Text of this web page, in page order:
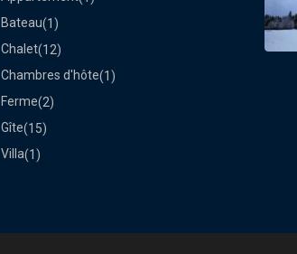
Bateau(1)
Chalet(12)
Chambres d'hôte(1)
Ferme(2)
Gîte(15)
Villa(1)